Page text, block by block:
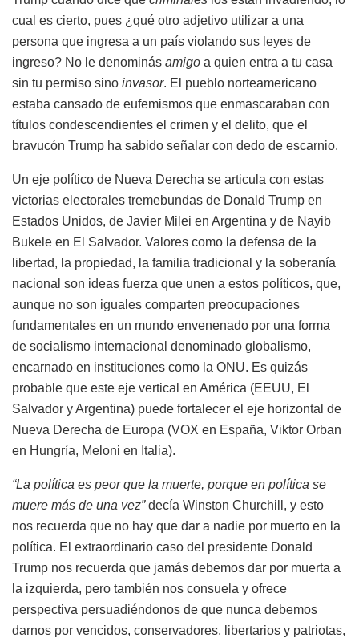
cual es cierto, pues ¿qué otro adjetivo utilizar a una
persona que ingresa a un país violando sus leyes de
ingreso? No le denominás amigo a quien entra a tu casa
sin tu permiso sino invasor. El pueblo norteamericano
estaba cansado de eufemismos que enmascaraban con
títulos condescendientes el crimen y el delito, que el
bravucón Trump ha sabido señalar con dedo de escarnio.
Un eje político de Nueva Derecha se articula con estas
victorias electorales tremebundas de Donald Trump en
Estados Unidos, de Javier Milei en Argentina y de Nayib
Bukele en El Salvador. Valores como la defensa de la
libertad, la propiedad, la familia tradicional y la soberanía
nacional son ideas fuerza que unen a estos políticos, que,
aunque no son iguales comparten preocupaciones
fundamentales en un mundo envenenado por una forma
de socialismo internacional denominado globalismo,
encarnado en instituciones como la ONU. Es quizás
probable que este eje vertical en América (EEUU, El
Salvador y Argentina) puede fortalecer el eje horizontal de
Nueva Derecha de Europa (VOX en España, Viktor Orban
en Hungría, Meloni en Italia).
“La política es peor que la muerte, porque en política se
muere más de una vez”decía Winston Churchill, y esto
nos recuerda que no hay que dar a nadie por muerto en la
política. El extraordinario caso del presidente Donald
Trump nos recuerda que jamás debemos dar por muerta a
la izquierda, pero también nos consuela y ofrece
perspectiva persuadiéndonos de que nunca debemos
darnos por vencidos, conservadores, libertarios y patriotas,